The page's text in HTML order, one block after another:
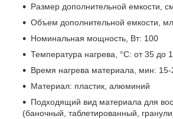
Размер дополнительной емкости,
Объем дополнительной емкости,
Номинальная мощность, Вт: 100
Температура нагрева, °C: от 35 до
Время нагрева материала, мин: 15-
Материал: пластик, алюминий
Подходящий вид материала для
(баночный, таблетированный,